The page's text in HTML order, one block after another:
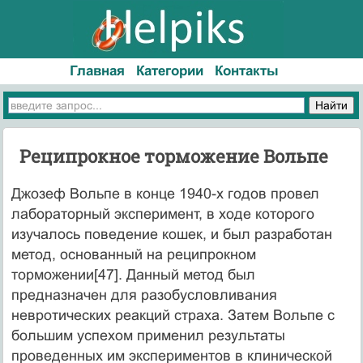
Главная Категории Контакты
Реципрокное торможение Вольпе
Джозеф Вольпе в конце 1940-х го­дов провел
лабораторный эксперимент, в ходе которого
изучалось поведение кошек, и был разработан
метод, основанный на реципрокном
торможении[47]. Данный метод был
предназначен для разобусловливания
невротических реакций стра­ха. Затем Вольпе с
большим успехом применил результаты
проведенных им экспери­ментов в клинической